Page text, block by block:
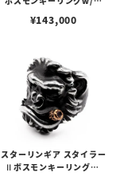
¥143,000
スターリンギア スタイラー
Ⅱボスモンキーリングw/